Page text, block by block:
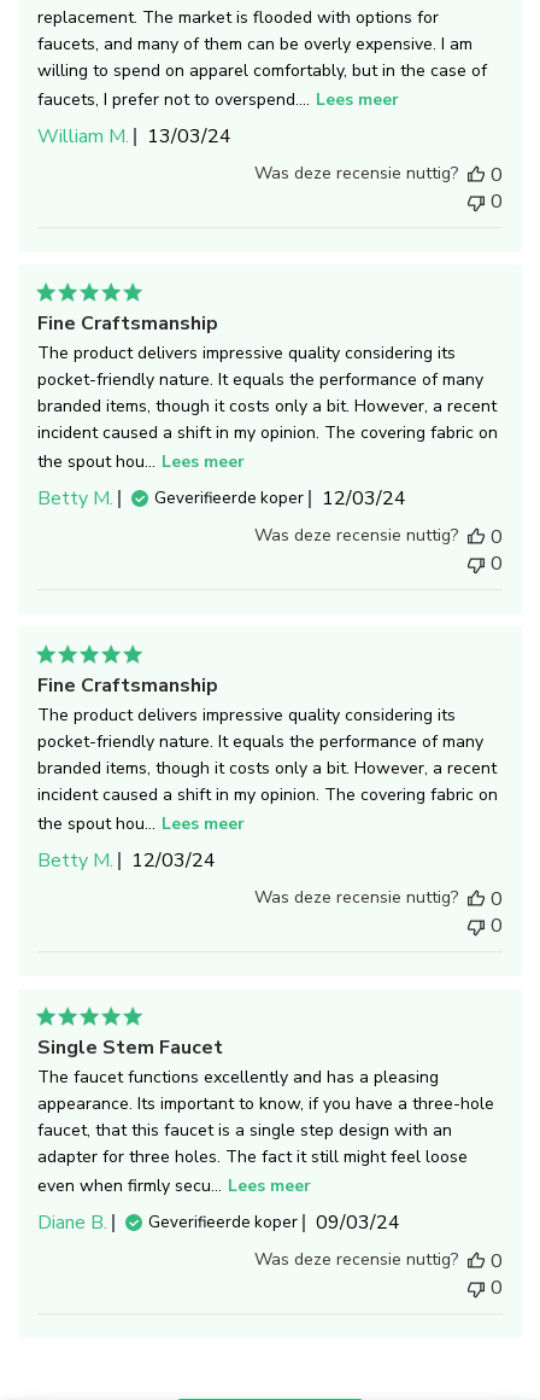
replacement. The market is flooded with options for
faucets, and many of them can be overly expensive. I am
willing to spend on apparel comfortably, but in the case of
faucets, I prefer not to overspend.... Lees meer
William M. Publicatiedatum
13/03/24
Was deze recensie nuttig?
0
0
Fine Craftsmanship
The product delivers impressive quality considering its
pocket-friendly nature. It equals the performance of many
branded items, though it costs only a bit. However, a recent
incident caused a shift in my opinion. The covering fabric on
the spout hou... Lees meer
Betty M. Geverifieerde koper Publicatiedatum
12/03/24
Was deze recensie nuttig?
0
0
Fine Craftsmanship
The product delivers impressive quality considering its
pocket-friendly nature. It equals the performance of many
branded items, though it costs only a bit. However, a recent
incident caused a shift in my opinion. The covering fabric on
the spout hou... Lees meer
Betty M. Publicatiedatum
12/03/24
Was deze recensie nuttig?
0
0
Single Stem Faucet
The faucet functions excellently and has a pleasing
appearance. Its important to know, if you have a three-hole
faucet, that this faucet is a single step design with an
adapter for three holes. The fact it still might feel loose
even when firmly secu... Lees meer
Diane B. Geverifieerde koper Publicatiedatum
09/03/24
Was deze recensie nuttig?
0
0